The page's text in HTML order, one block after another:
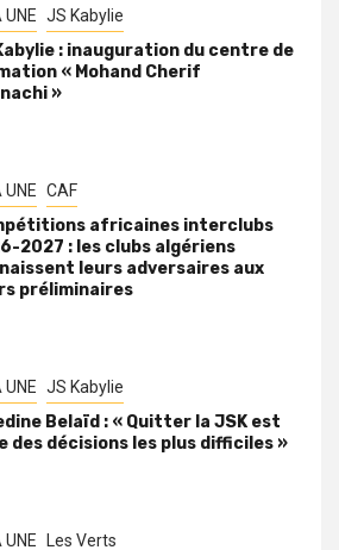
UNE JS Kabylie
: inauguration du centre de
« Mohand Cherif
»
UNE CAF
africaines interclubs
2027 : les clubs algériens
leurs adversaires aux
préliminaires
UNE JS Kabylie
Belaïd : « Quitter la JSK est
des décisions les plus difficiles »
UNE Les Verts